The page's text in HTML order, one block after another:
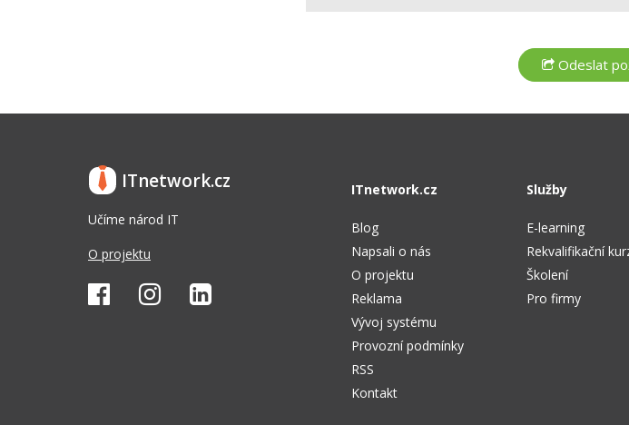
ITnetwork.cz
Učíme národ IT
O projektu
ITnetwork.cz
Blog
Napsali o nás
O projektu
Reklama
Vývoj systému
Provozní podmínky
RSS
Kontakt
Služby
E-learning
Rekvalifikační
Školení
Pro firmy